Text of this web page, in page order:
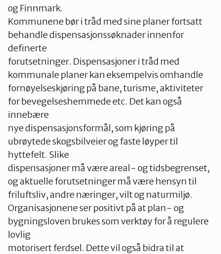
og Finnmark.
Kommunene bør i tråd med sine planer fortsatt
behandle dispensasjonssøknader innenfor
definerte
forutsetninger. Dispensasjoner i tråd med
kommunale planer kan eksempelvis omhandle
fornøyelseskjøring på bane, turisme, aktiviteter
for bevegelseshemmede etc. Det kan også
innebære
nye dispensasjonsformål, som kjøring på
ubrøytede skogsbilveier og faste løyper til
hyttefelt. Slike
dispensasjoner må være areal- og tidsbegrenset,
og aktuelle forutsetninger må være hensyn til
friluftsliv, andre næringer, vilt og naturmiljø.
Organisasjonene ser positivt på at plan- og
bygningsloven brukes som verktøy for å regulere
lovlig
motorisert ferdsel. Dette vil også bidra til at